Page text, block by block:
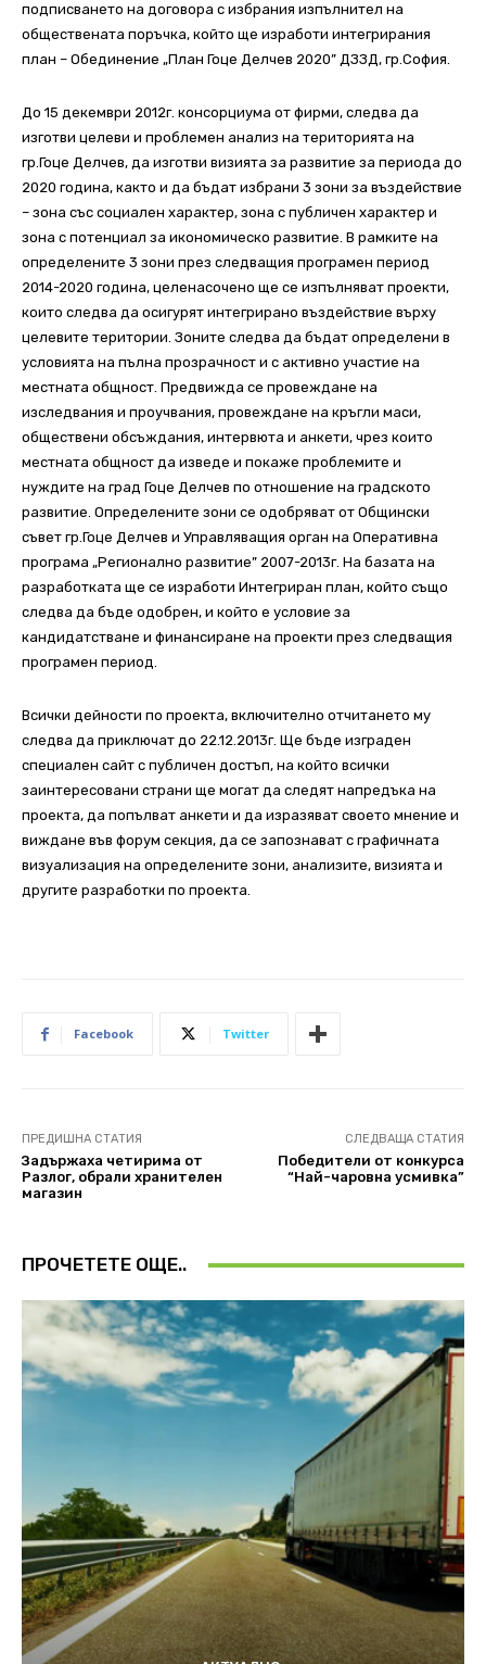
подписването на договора с избрания изпълнител на
обществената поръчка, който ще изработи интегрирания
план – Обединение „План Гоце Делчев 2020” ДЗЗД, гр.София.
До 15 декември 2012г. консорциума от фирми, следва да
изготви целеви и проблемен анализ на територията на
гр.Гоце Делчев, да изготви визията за развитие за периода до
2020 година, както и да бъдат избрани 3 зони за въздействие
– зона със социален характер, зона с публичен характер и
зона с потенциал за икономическо развитие. В рамките на
определените 3 зони през следващия програмен период
2014-2020 година, целенасочено ще се изпълняват проекти,
които следва да осигурят интегрирано въздействие върху
целевите територии. Зоните следва да бъдат определени в
условията на пълна прозрачност и с активно участие на
местната общност. Предвижда се провеждане на
изследвания и проучвания, провеждане на кръгли маси,
обществени обсъждания, интервюта и анкети, чрез които
местната общност да изведе и покаже проблемите и
нуждите на град Гоце Делчев по отношение на градското
развитие. Определените зони се одобряват от Общински
съвет гр.Гоце Делчев и Управляващия орган на Оперативна
програма „Регионално развитие” 2007-2013г. На базата на
разработката ще се изработи Интегриран план, който също
следва да бъде одобрен, и който е условие за
кандидатстване и финансиране на проекти през следващия
програмен период.
Всички дейности по проекта, включително отчитането му
следва да приключат до 22.12.2013г. Ще бъде изграден
специален сайт с публичен достъп, на който всички
заинтересовани страни ще могат да следят напредъка на
проекта, да попълват анкети и да изразяват своето мнение и
виждане във форум секция, да се запознават с графичната
визуализация на определените зони, анализите, визията и
другите разработки по проекта.
Facebook Twitter
ПРЕДИШНА СТАТИЯ
Задържаха четирима от
Разлог, обрали хранителен
магазин
СЛЕДВАЩА СТАТИЯ
Победители от конкурса
“Най-чаровна усмивка”
ПРОЧЕТЕТЕ ОЩЕ..